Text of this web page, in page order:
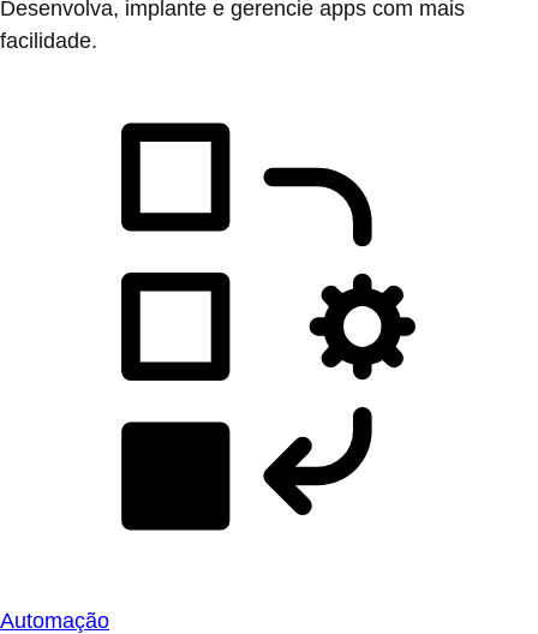
Desenvolva, implante e gerencie apps com mais
facilidade.
Automação